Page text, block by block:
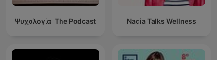
Ψυχολογία_The Podcast Nadia Talks Wellness